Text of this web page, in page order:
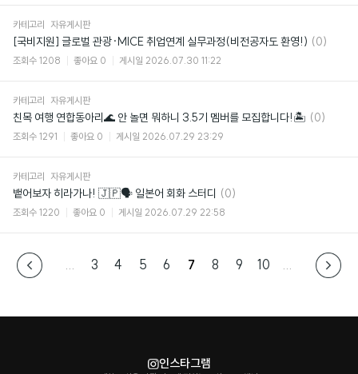
카테고리 자유게시판
[국비지원] 글로벌 관광·MICE 취업연계 실무과정(비전공자도 환영!) 댓
(0)
조회수 1208 좋아요 0 게시일 2026.07.30 11:22
카테고리 자유게시판
친목 여행 연합동아리🌊 안 놀면 뭐하니 3.5기 멤버를 모집합니다!🏝 댓
(0)
조회수 1291 좋아요 0 게시일 2026.07.29 23:29
카테고리 자유게시판
뱉어보자 히라가나! 🇯🇵🗣️ 일본어 회화 스터디 댓
글
(0)
조회수 1220 좋아요 0 게시일 2026.07.29 22:58
... 3 4 5 6 7 8 9 10 ...
인스타그램